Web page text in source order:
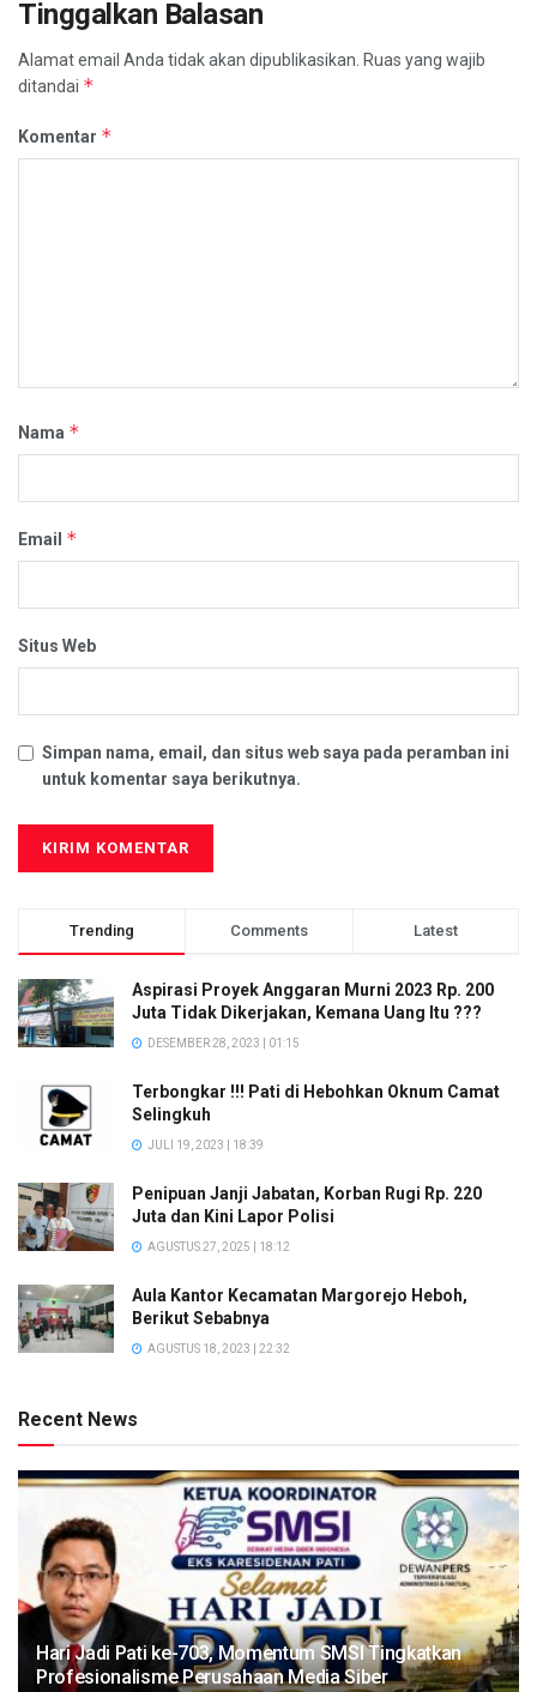
Tinggalkan Balasan
Alamat email Anda tidak akan dipublikasikan. Ruas yang wajib
ditandai *
Komentar *
Nama *
Email *
Situs Web
Simpan nama, email, dan situs web saya pada peramban ini
untuk komentar saya berikutnya.
Trending Comments Latest
Aspirasi Proyek Anggaran Murni 2023 Rp. 200
Juta Tidak Dikerjakan, Kemana Uang Itu ???
DESEMBER 28, 2023 | 01:15
Terbongkar !!! Pati di Hebohkan Oknum Camat
Selingkuh
JULI 19, 2023 | 18:39
Penipuan Janji Jabatan, Korban Rugi Rp. 220
Juta dan Kini Lapor Polisi
AGUSTUS 27, 2025 | 18:12
Aula Kantor Kecamatan Margorejo Heboh,
Berikut Sebabnya
AGUSTUS 18, 2023 | 22:32
Recent News
Hari Jadi Pati ke-703, Momentum SMSI Tingkatkan
Profesionalisme Perusahaan Media Siber